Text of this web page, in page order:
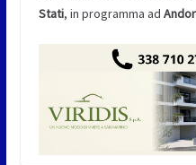
Stati, in programma ad